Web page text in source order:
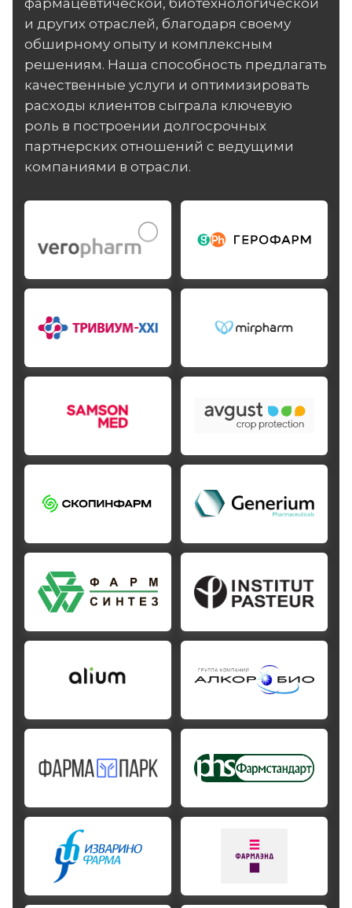
и других отраслей, благодаря своему
обширному опыту и комплексным
решениям. Наша способность предлагать
качественные услуги и оптимизировать
расходы клиентов сыграла ключевую
роль в построении долгосрочных
партнерских отношений с ведущими
компаниями в отрасли.